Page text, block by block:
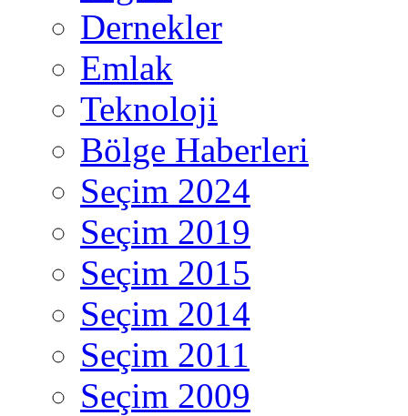
Dernekler
Emlak
Teknoloji
Bölge Haberleri
Seçim 2024
Seçim 2019
Seçim 2015
Seçim 2014
Seçim 2011
Seçim 2009